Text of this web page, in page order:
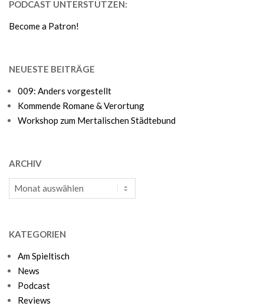
18
PODCAST UNTERSTÜTZEN:
Become a Patron!
NEUESTE BEITRÄGE
009: Anders vorgestellt
Kommende Romane & Verortung
Workshop zum Mertalischen Städtebund
ARCHIV
Archiv
KATEGORIEN
Am Spieltisch
News
Podcast
Reviews